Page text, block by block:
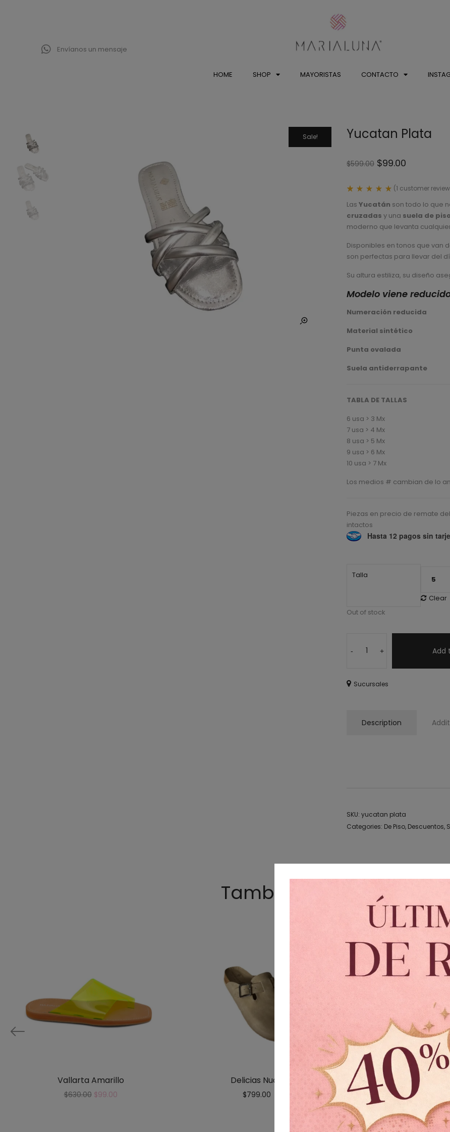
Envíanos un mensaje
HOME SHOP MAYORISTAS CONTACTO
Sale! Yucatan Plata
$599.00 $99.00
5.00
of 5
based
on
rating
(1 customer
Las Yucatán son todo lo que
cruzadas y una suela de piso
moderno que levanta
Disponibles en tonos que van
son perfectas para llevar del
Su altura estiliza, su diseño
Modelo viene
Numeración reducida
Material sintético
Punta ovalada
Suela antiderrapante
TABLA DE TALLAS
6 usa > 3 Mx
7 usa > 4 Mx
8 usa > 5 Mx
9 usa > 6 Mx
10 usa > 7 Mx
Los medios # cambian de lo
Piezas en precio de remate
intactos
Hasta 12 pagos sin
Talla
Clear
Out of stock
- + Add
Sucursales
Description
SKU: yucatan plata
Categories: De Piso, Descuentos,
También te podría gustar
Vallarta Amarillo
$630.00 $99.00
Delicias Nude
$799.00
Maraikas Negro
$799.00